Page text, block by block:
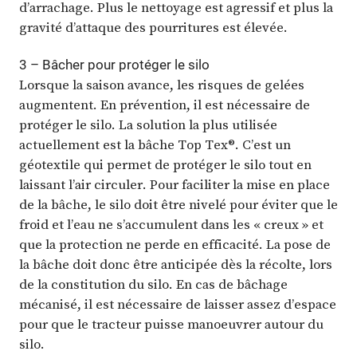
d’arrachage. Plus le nettoyage est agressif et plus la
gravité d’attaque des pourritures est élevée.
3 – Bâcher pour protéger le silo
Lorsque la saison avance, les risques de gelées
augmentent. En prévention, il est nécessaire de
protéger le silo. La solution la plus utilisée
actuellement est la bâche Top Tex®. C’est un
géotextile qui permet de protéger le silo tout en
laissant l’air circuler. Pour faciliter la mise en place
de la bâche, le silo doit être nivelé pour éviter que le
froid et l’eau ne s’accumulent dans les « creux » et
que la protection ne perde en efficacité. La pose de
la bâche doit donc être anticipée dès la récolte, lors
de la constitution du silo. En cas de bâchage
mécanisé, il est nécessaire de laisser assez d’espace
pour que le tracteur puisse manoeuvrer autour du
silo.